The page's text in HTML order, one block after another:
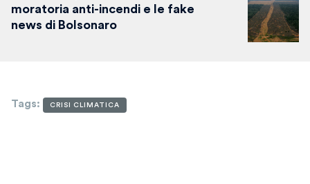
moratoria anti-incendi e le fake
news di Bolsonaro
Tags: CRISI CLIMATICA